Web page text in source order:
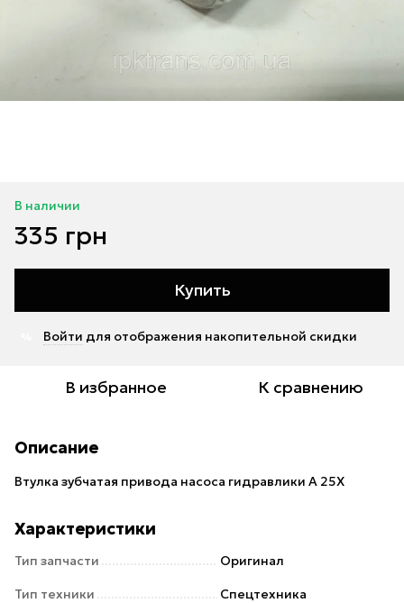
В наличии
335 грн
Купить
Войти для отображения накопительной скидки
В избранное К сравнению
Описание
Втулка зубчатая привода насоса гидравлики А 25Х
Характеристики
Тип запчасти Оригинал
Тип техники Спецтехника